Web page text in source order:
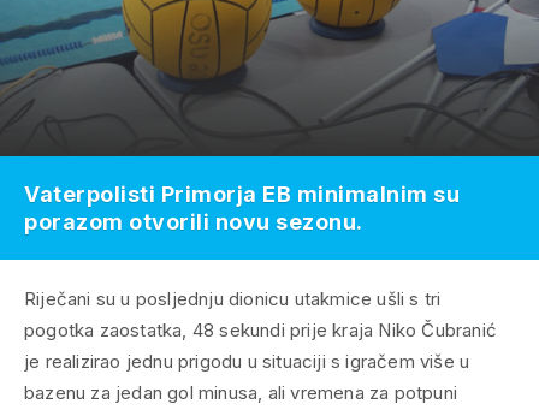
Riječani su u posljednju dionicu utakmice ušli s tri
pogotka zaostatka, 48 sekundi prije kraja Niko Čubranić
je realizirao jednu prigodu u situaciji s igračem više u
bazenu za jedan gol minusa, ali vremena za potpuni
Vaterpolisti Primorja EB minimalnim su
porazom otvorili novu sezonu.